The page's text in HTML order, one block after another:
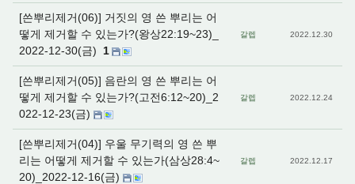
[쓴뿌리제거(06)] 거짓의 영 쓴 뿌리는 어
떻게 제거할 수 있는가?(왕상22:19~23)_
2022-12-30(금)
1
갈렙 2022.12.30
[쓴뿌리제거(05)] 음란의 영 쓴 뿌리는 어
떻게 제거할 수 있는가?(고전6:12~20)_2
022-12-23(금)
갈렙 2022.12.24
[쓴뿌리제거(04)] 우울 무기력의 영 쓴 뿌
리는 어떻게 제거할 수 있는가(삼상28:4~
20)_2022-12-16(금)
갈렙 2022.12.17